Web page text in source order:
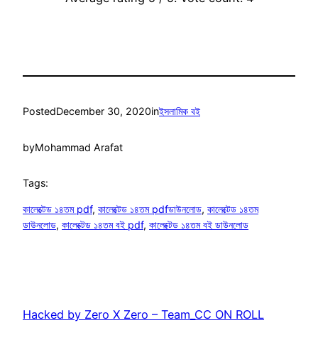
PostedDecember 30, 2020inইসলামিক বই
byMohammad Arafat
Tags:
কালেক্টেড ১৪তম pdf, কালেক্টেড ১৪তম pdfডাউনলোড, কালেক্টেড ১৪তম
ডাউনলোড, কালেক্টেড ১৪তম বই pdf, কালেক্টেড ১৪তম বই ডাউনলোড
Hacked by Zero X Zero – Team_CC ON ROLL